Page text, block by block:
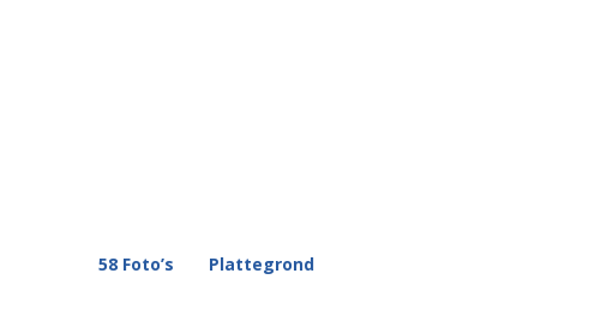
58 Foto’s Plattegrond